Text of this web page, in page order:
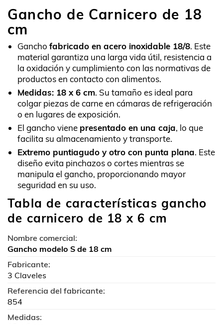
Gancho de Carnicero de 18
cm
Gancho fabricado en acero inoxidable 18/8. Este
material garantiza una larga vida útil, resistencia a
la oxidación y cumplimiento con las normativas de
productos en contacto con alimentos.
Medidas: 18 x 6 cm. Su tamaño es ideal para
colgar piezas de carne en cámaras de refrigeración
o en lugares de exposición.
El gancho viene presentado en una caja, lo que
facilita su almacenamiento y transporte.
Extremo puntiagudo y otro con punta plana. Este
diseño evita pinchazos o cortes mientras se
manipula el gancho, proporcionando mayor
seguridad en su uso.
Tabla de características gancho
de carnicero de 18 x 6 cm
Nombre comercial:
Gancho modelo S de 18 cm
Fabricante:
3 Claveles
Referencia del fabricante:
854
Medidas: